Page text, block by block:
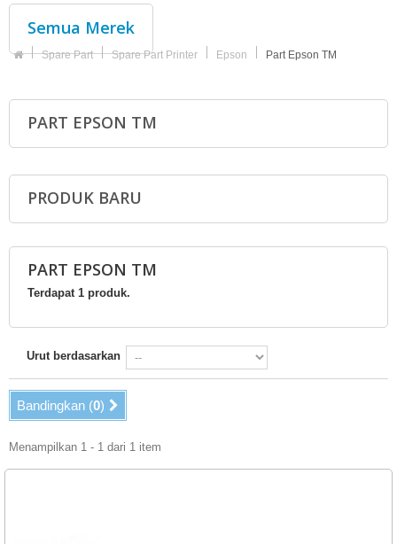
Semua Merek
Spare Part Spare Part Printer Epson Part Epson TM
PART EPSON TM
PRODUK BARU
PART EPSON TM
Terdapat 1 produk.
Urut berdasarkan
Bandingkan (0)
Menampilkan 1 - 1 dari 1 item